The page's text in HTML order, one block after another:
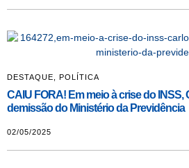
DESTAQUE POLÍTICA
CAIU FORA! Em meio à crise do INSS,
demissão do Ministério da Previdência
02/05/2025